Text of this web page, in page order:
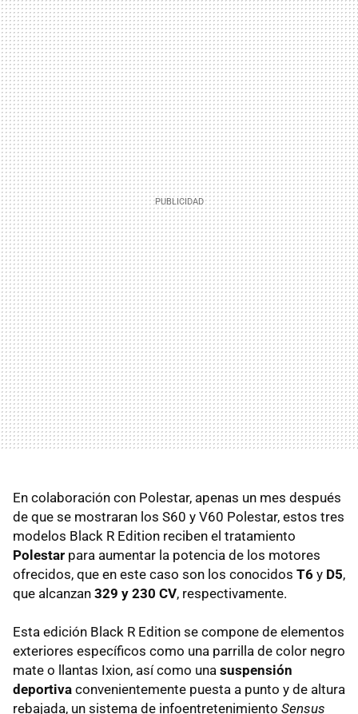
En colaboración con Polestar, apenas un mes después
de que se mostraran los S60 y V60 Polestar, estos tres
modelos Black R Edition reciben el tratamiento
Polestar para aumentar la potencia de los motores
ofrecidos, que en este caso son los conocidos T6 y D5,
que alcanzan 329 y 230 CV, respectivamente.
Esta edición Black R Edition se compone de elementos
exteriores específicos como una parrilla de color negro
mate o llantas Ixion, así como una suspensión
deportiva convenientemente puesta a punto y de altura
rebajada, un sistema de infoentretenimiento Sensus